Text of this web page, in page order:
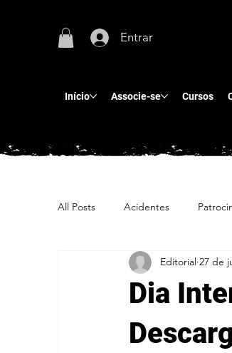
Entrar
Início Associe-se Cursos
All Posts Acidentes
Dia
Editorial 27 de